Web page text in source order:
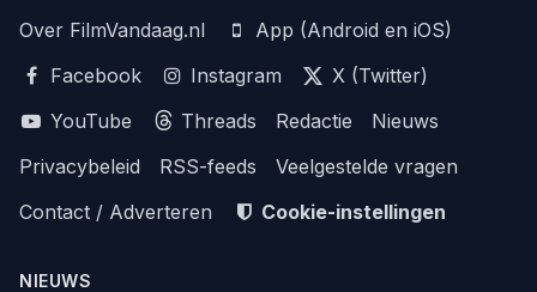
Over FilmVandaag.nl
App (Android en iOS)
Facebook
Instagram
X (Twitter)
YouTube
Threads Redactie
Nieuws
Privacybeleid
RSS-feeds
Veelgestelde vragen
Contact / Adverteren
Cookie-instellingen
NIEUWS